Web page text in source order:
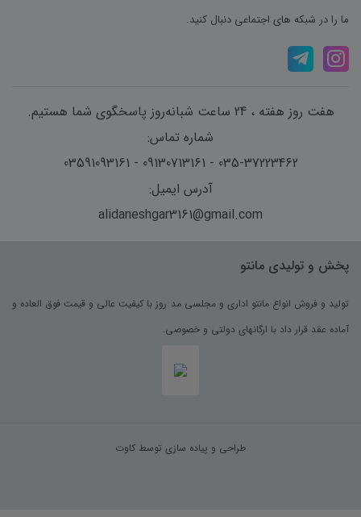
ما را در شبکه های اجتماعی دنبال کنید.
هفت روز هفته ، 24 ساعت شبانه‌روز پاسخگوی شما هستیم.
شماره تماس:
035-37223462 - 09130713161 - 03591093161
آدرس ایمیل:
alidaneshgar3161@gmail.com
پخش و تولیدی مانتو
تولید و فروش انواع مانتو اداری و مجلسی مد روز با کیفیت عالی و قیمت فوق العاده و
آماده عقد قرار داد با ارگانهای دولتی و خصوصی.
طراحی و پیاده سازی توسط کاوت